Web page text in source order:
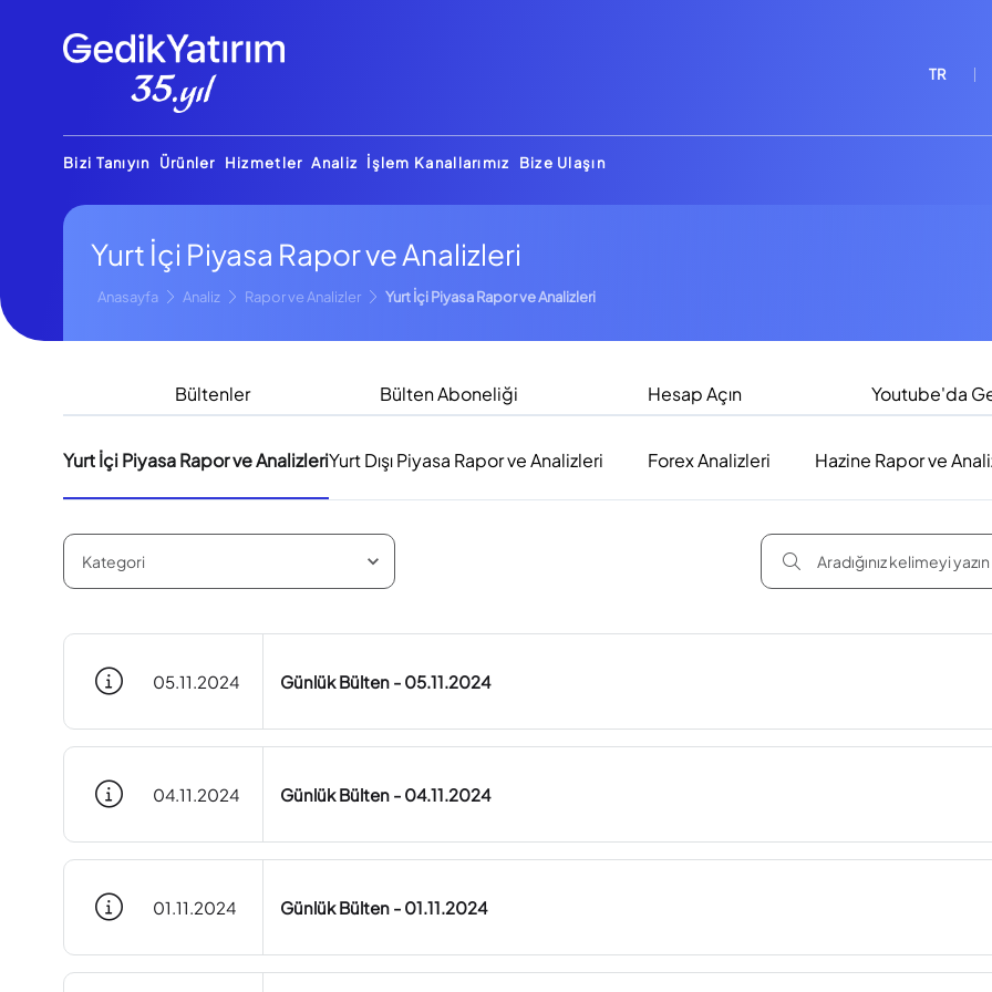
TR
Bizi Tanıyın Ürünler Hizmetler Analiz İşlem Kanallarımız Bize Ulaşın
Yurt İçi Piyasa Rapor ve Analizleri
Anasayfa Analiz Rapor ve Analizler Yurt İçi Piyasa Rapor ve Analizleri
Bültenler Bülten Aboneliği Hesap Açın Youtube'da
Yurt İçi Piyasa Rapor ve AnalizleriYurt Dışı Piyasa Rapor ve Analizleri Forex Analizleri Hazine Rapor ve
05.11.2024 Günlük Bülten - 05.11.2024
04.11.2024 Günlük Bülten - 04.11.2024
01.11.2024 Günlük Bülten - 01.11.2024